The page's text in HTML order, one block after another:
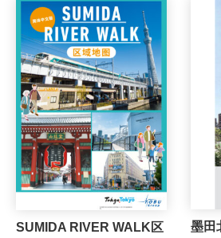
SUMIDA RIVER WALK区
墨田